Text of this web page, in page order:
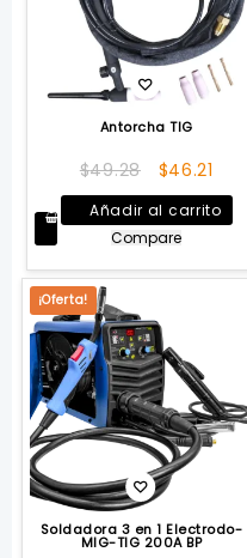
Antorcha TIG
$49.28
El
precio
original
era:
$49.28.
$46.21
Añadir al carrito
Compare
¡Oferta!
Soldadora 3 en 1 Electrodo-
MIG-TIG 200A BP